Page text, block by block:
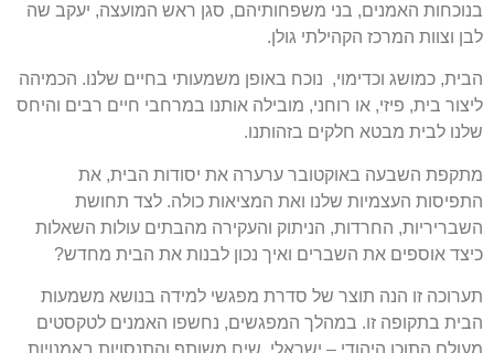
בנוכחות האמנים, בני משפחותיהם, סגן ראש המועצה, יעקב שה
לבן וצוות המרכז הקהילתי גולן.
הבית, כמושג וכדימוי, נוכח באופן משמעותי בחיים שלנו. הכמיהה
ליצור בית, פיזי, או רוחני, מובילה אותנו במרחבי חיים רבים והיחס
שלנו לבית מבטא חלקים בזהותנו.
מתקפת השבעה באוקטובר ערערה את יסודות הבית, את
התפיסות העצמיות שלנו ואת המציאות כולה. לצד תחושת
השבריריות, החרדות, הניתוק והעקירה מהבתים עולות השאלות
כיצד אוספים את השברים ואיך נכון לבנות את הבית מחדש?
תערוכה זו הנה תוצר של סדרת מפגשי למידה בנושא משמעות
הבית בתקופה זו. במהלך המפגשים, נחשפו האמנים לטקסטים